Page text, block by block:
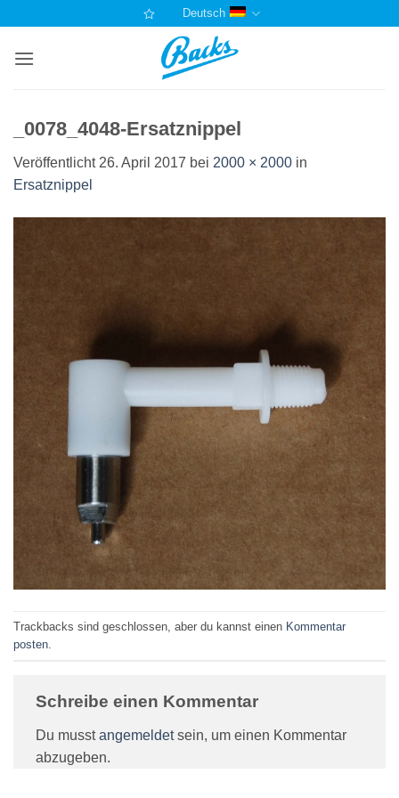
springen
Deutsch
_0078_4048-Ersatznippel
Veröffentlicht 26. April 2017 bei 2000 × 2000 in
Ersatznippel
Trackbacks sind geschlossen, aber du kannst einen Kommentar
posten
Schreibe einen Kommentar
Du musstangemeldetsein, um einen Kommentar
abzugeben.